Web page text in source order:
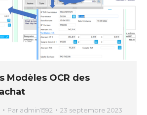
Modèles OCR des
Par admin1592 23 septembre 2023